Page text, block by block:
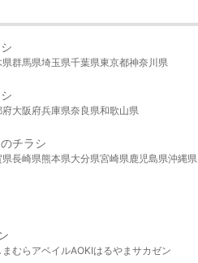
県群馬県埼玉県千葉県東京都神奈川県
府大阪府兵庫県奈良県和歌山県
チラシ
県長崎県熊本県大分県宮崎県鹿児島県沖縄県
まむら アベイルAOKIはるやま サカゼン